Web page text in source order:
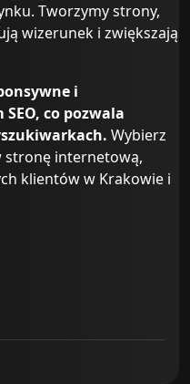
Tworzymy strony,
wizerunek i zwiększają
i
co pozwala
Wybierz
stronę internetową,
klientów w Krakowie i